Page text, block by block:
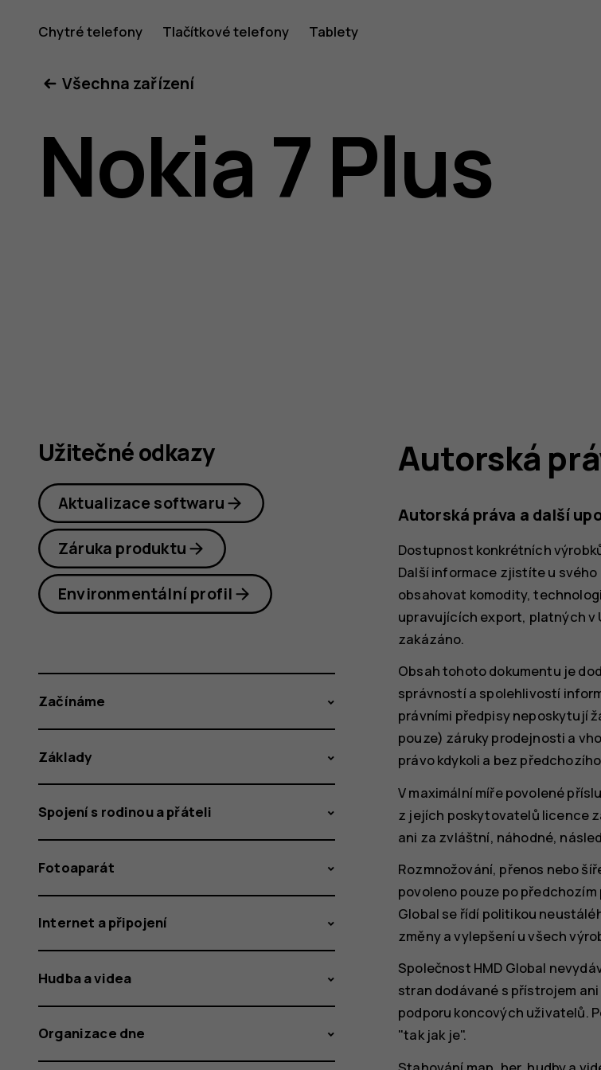
Uživatelská
příručka
k telefonu
Chytré telefony Tlačítkové telefony Tablety
Všechna zařízení
Nokia 7 Plus
Autorská
Autorská práva a další
Dostupnost konkrétních
Další informace zjistíte u
obsahovat komodity,
upravujících export, platných v
zakázáno.
Obsah tohoto dokumentu je
správností a spolehlivostí
právními předpisy neposkytují
pouze) záruky prodejnosti a
právo kdykoli a bez
V maximální míře povolené
z jejích poskytovatelů licence
ani za zvláštní, náhodné,
Rozmnožování, přenos nebo
povoleno pouze po
Global se řídí politikou
změny a vylepšení u všech
Společnost HMD Global
stran dodávané s přístrojem
podporu koncových uživatelů.
"tak jak je".
Užitečné odkazy
Aktualizace softwaru
Záruka produktu
Environmentální profil
Začínáme
Základy
Spojení s rodinou a přáteli
Fotoaparát
Internet a připojení
Hudba a videa
Organizace dne